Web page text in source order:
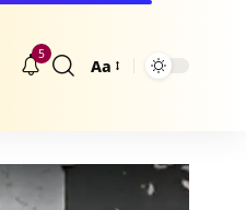
5
Größenänderung
Aa